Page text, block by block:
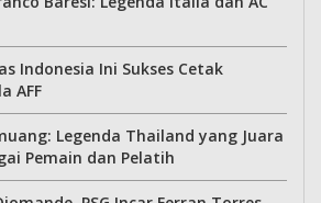
Indonesia Ini Sukses Cetak
AFF
Legenda Thailand yang Juara
Pemain dan Pelatih